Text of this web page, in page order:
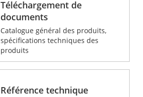
Téléchargement de
documents
Catalogue général des produits,
spécifications techniques des
produits
Référence technique